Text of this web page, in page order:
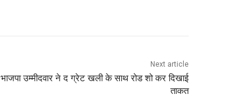
Next article
भाजपा उम्मीदवार ने द ग्रेट खली के साथ रोड शो कर दिखाई
ताकत